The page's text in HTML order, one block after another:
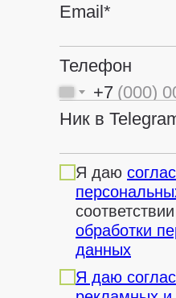
Email*
Телефон
+7
Ник в
Я даю
обработки
данных
Я даю